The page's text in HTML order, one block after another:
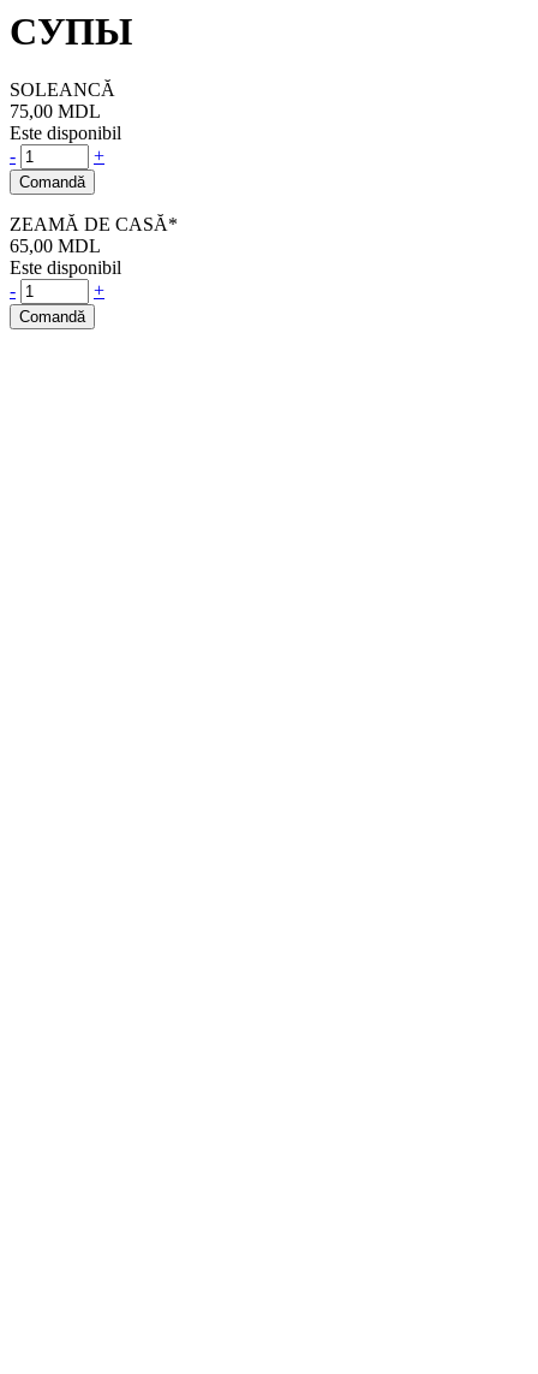
СУПЫ
SOLEANCĂ
75,00 MDL
Este disponibil
-
+
Comandă
ZEAMĂ DE CASĂ*
65,00 MDL
Este disponibil
-
+
Comandă